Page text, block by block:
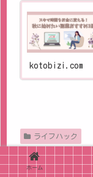
kotobizi.com
ライフハック
ホーム